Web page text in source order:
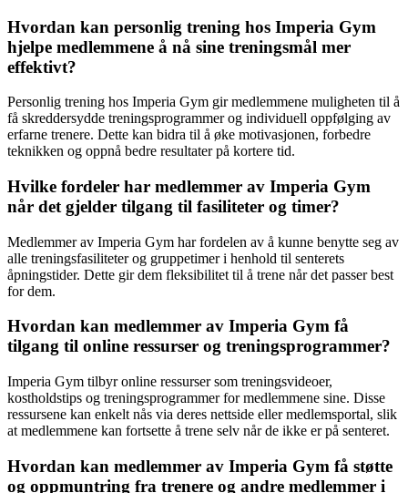
Hvordan kan personlig trening hos Imperia Gym
hjelpe medlemmene å nå sine treningsmål mer
effektivt?
Personlig trening hos Imperia Gym gir medlemmene muligheten til å
få skreddersydde treningsprogrammer og individuell oppfølging av
erfarne trenere. Dette kan bidra til å øke motivasjonen, forbedre
teknikken og oppnå bedre resultater på kortere tid.
Hvilke fordeler har medlemmer av Imperia Gym
når det gjelder tilgang til fasiliteter og timer?
Medlemmer av Imperia Gym har fordelen av å kunne benytte seg av
alle treningsfasiliteter og gruppetimer i henhold til senterets
åpningstider. Dette gir dem fleksibilitet til å trene når det passer best
for dem.
Hvordan kan medlemmer av Imperia Gym få
tilgang til online ressurser og treningsprogrammer?
Imperia Gym tilbyr online ressurser som treningsvideoer,
kostholdstips og treningsprogrammer for medlemmene sine. Disse
ressursene kan enkelt nås via deres nettside eller medlemsportal, slik
at medlemmene kan fortsette å trene selv når de ikke er på senteret.
Hvordan kan medlemmer av Imperia Gym få støtte
og oppmuntring fra trenere og andre medlemmer i